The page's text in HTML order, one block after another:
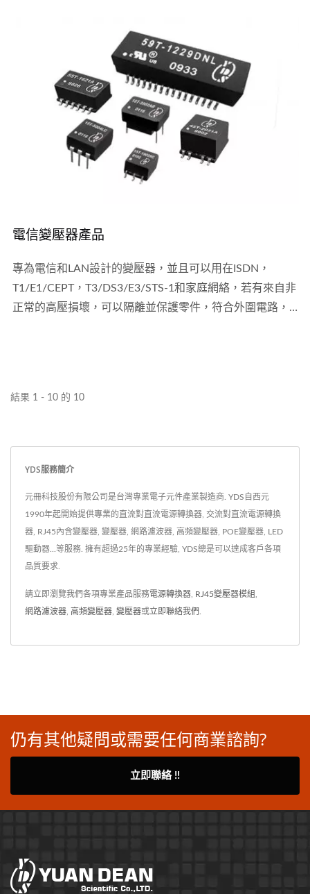
電信變壓器產品
專為電信和LAN設計的變壓器，並且可以用在ISDN，
T1/E1/CEPT，T3/DS3/E3/STS-1和家庭網絡，若有來自非
正常的高壓損壞，可以隔離並保護零件，符合外圍電路，
結果 1 - 10 的 10
YDS服務簡介
元冊科技股份有限公司是台灣專業電子元件產業製造商. YDS自西元
1990年起開始提供專業的直流對直流電源轉換器, 交流對直流電源轉換
器, RJ45內含變壓器, 變壓器, 網路濾波器, 高頻變壓器, POE變壓器, LED
驅動器...等服務. 擁有超過25年的專業經驗, YDS總是可以達成客戶各項
品質要求.
請立即瀏覽我們各項專業產品服務電源轉換器 RJ45變壓器模組
網路濾波器 高頻變壓器 變壓器或立即聯絡我們
仍有其他疑問或需要任何商業諮詢?
立即聯絡 !!